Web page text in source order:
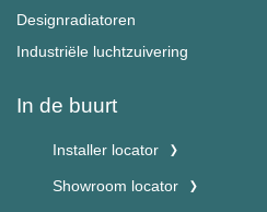
Designradiatoren
Industriële luchtzuivering
In de buurt
Installer locator
Showroom locator